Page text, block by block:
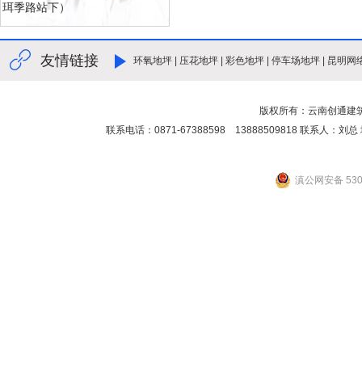
珥季路站下）
友情链接 环氧地坪 压花地坪 彩色地坪 停车场地坪 昆明网
版权所有：云南创通建
联系电话：0871-67388598 13888509818 联系人：刘总
滇公网安备